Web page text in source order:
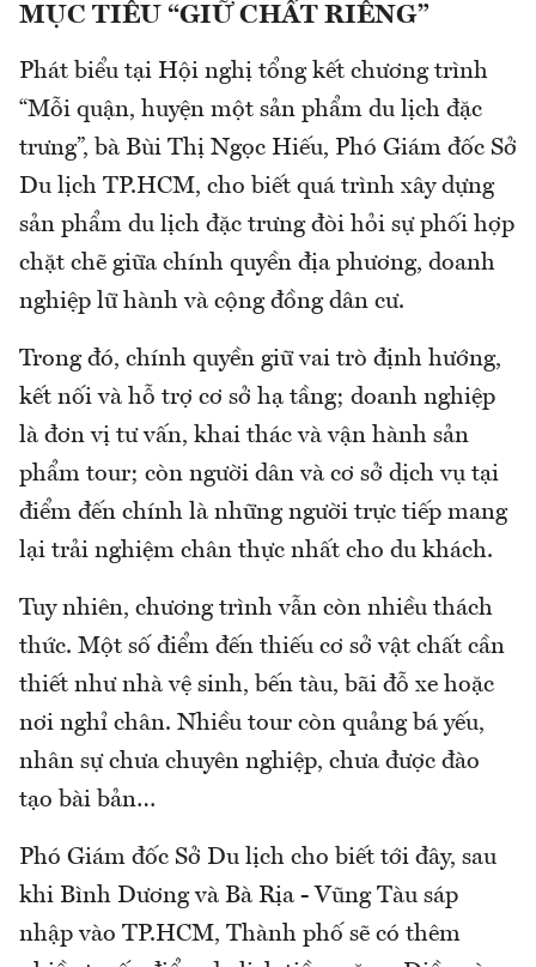
MỤC TIÊU “GIỮ CHẤT RIÊNG”
Phát biểu tại Hội nghị tổng kết chương trình
“Mỗi quận, huyện một sản phẩm du lịch đặc
trưng”, bà Bùi Thị Ngọc Hiếu, Phó Giám đốc Sở
Du lịch TP.HCM, cho biết quá trình xây dựng
sản phẩm du lịch đặc trưng đòi hỏi sự phối hợp
chặt chẽ giữa chính quyền địa phương, doanh
nghiệp lữ hành và cộng đồng dân cư.
Trong đó, chính quyền giữ vai trò định hướng,
kết nối và hỗ trợ cơ sở hạ tầng; doanh nghiệp
là đơn vị tư vấn, khai thác và vận hành sản
phẩm tour; còn người dân và cơ sở dịch vụ tại
điểm đến chính là những người trực tiếp mang
lại trải nghiệm chân thực nhất cho du khách.
Tuy nhiên, chương trình vẫn còn nhiều thách
thức. Một số điểm đến thiếu cơ sở vật chất cần
thiết như nhà vệ sinh, bến tàu, bãi đỗ xe hoặc
nơi nghỉ chân. Nhiều tour còn quảng bá yếu,
nhân sự chưa chuyên nghiệp, chưa được đào
tạo bài bản…
Phó Giám đốc Sở Du lịch cho biết tới đây, sau
khi Bình Dương và Bà Rịa - Vũng Tàu sáp
nhập vào TP.HCM, Thành phố sẽ có thêm